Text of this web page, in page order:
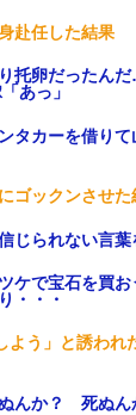
赴任した結果
托卵だったん
あっ」
タカーを借り
ゴックンさせた
じられない言葉
ケで宝石を買
・・・
う」と誘われ
んか？ 死ぬん